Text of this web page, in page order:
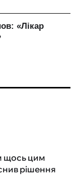
щось цим
рішення